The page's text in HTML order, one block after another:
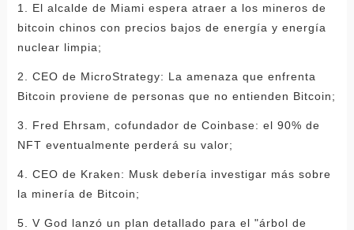
1. El alcalde de Miami espera atraer a los mineros de
bitcoin chinos con precios bajos de energía y energía
nuclear limpia;
2. CEO de MicroStrategy: La amenaza que enfrenta
Bitcoin proviene de personas que no entienden Bitcoin;
3. Fred Ehrsam, cofundador de Coinbase: el 90% de
NFT eventualmente perderá su valor;
4. CEO de Kraken: Musk debería investigar más sobre
la minería de Bitcoin;
5. V God lanzó un plan detallado para el "árbol de